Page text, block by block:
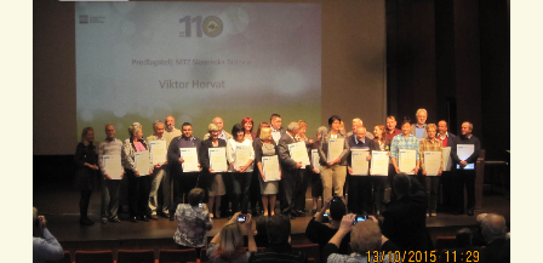
delovanja
Turistične
zveze
Slovenije